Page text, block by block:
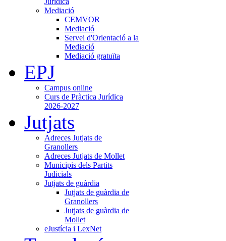
Mediació
CEMVOR
Mediació
Servei d'Orientació a la
Mediació
Mediació gratuïta
EPJ
Campus online
Curs de Pràctica Jurídica
2026-2027
Jutjats
Adreces Jutjats de
Granollers
Adreces Jutjats de Mollet
Municipis dels Partits
Judicials
Jutjats de guàrdia
Jutjats de guàrdia de
Granollers
Jutjats de guàrdia de
Mollet
eJustícia i LexNet